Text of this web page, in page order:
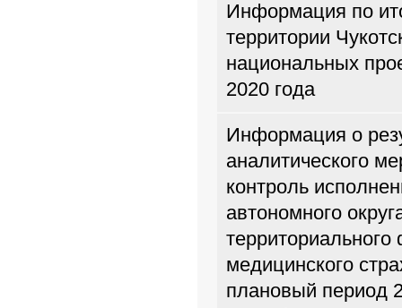
Информация по
территории
национальных
2020 года
Информация о
аналитического
контроль
автономного
медицинского
плановый период